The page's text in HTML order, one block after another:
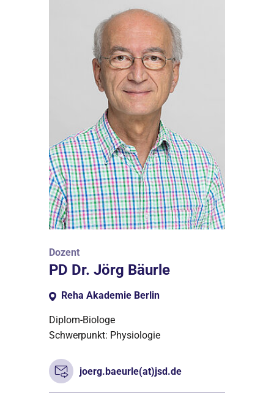
Dozent
PD Dr. Jörg Bäurle
Reha Akademie Berlin
Diplom-Biologe
Schwerpunkt: Physiologie
joerg.baeurle(at)jsd.de